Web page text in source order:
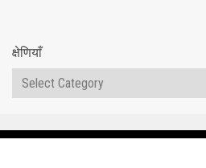
क्षेणियाँ
क्षेणियाँ